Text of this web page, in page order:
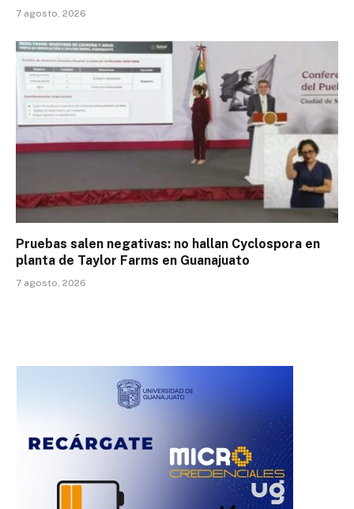
7 agosto, 2026
Pruebas salen negativas: no hallan Cyclospora en
planta de Taylor Farms en Guanajuato
7 agosto, 2026